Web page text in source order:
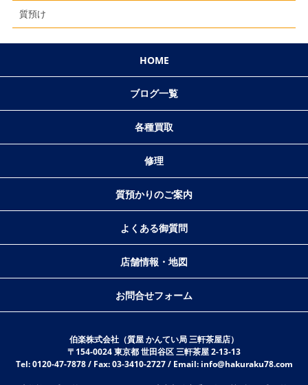
質預け
HOME
ブログ一覧
各種買取
修理
質預かりのご案内
よくある御質問
店舗情報・地図
お問合せフォーム
伯楽株式会社（質屋 かんてい局 三軒茶屋店）
〒154-0024 東京都 世田谷区 三軒茶屋 2-13-13
Tel: 0120-47-7878 / Fax: 03-3410-2727 / Email: info@hakuraku78.com